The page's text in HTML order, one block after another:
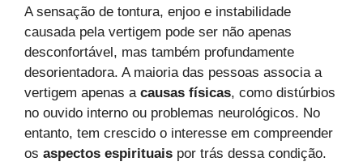
A sensação de tontura, enjoo e instabilidade
causada pela vertigem pode ser não apenas
desconfortável, mas também profundamente
desorientadora. A maioria das pessoas associa a
vertigem apenas a causas físicas, como distúrbios
no ouvido interno ou problemas neurológicos. No
entanto, tem crescido o interesse em compreender
os aspectos espirituais por trás dessa condição.